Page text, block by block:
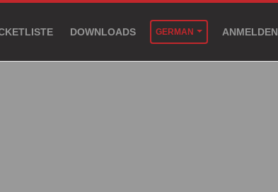
DOWNLOADS GERMAN ANMELDEN